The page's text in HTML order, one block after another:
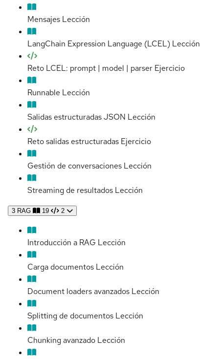
Mensajes Lección
LangChain Expression Language (LCEL) Lección
Reto LCEL: prompt | model | parser Ejercicio
Runnable Lección
Salidas estructuradas JSON Lección
Reto salidas estructuradas Ejercicio
Gestión de conversaciones Lección
Streaming de resultados Lección
3 RAG 19 2
Introducción a RAG Lección
Carga documentos Lección
Document loaders avanzados Lección
Splitting de documentos Lección
Chunking avanzado Lección